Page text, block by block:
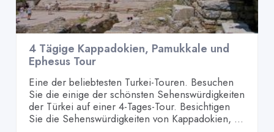
4 Tägige Kappadokien, Pamukkale und
Ephesus Tour
Eine der beliebtesten Turkei-Touren. Besuchen
Sie die einige der schönsten Sehenswürdigkeiten
der Türkei auf einer 4-Tages-Tour. Besichtigen
Sie die Sehenswürdigkeiten von Kappadokien, ...